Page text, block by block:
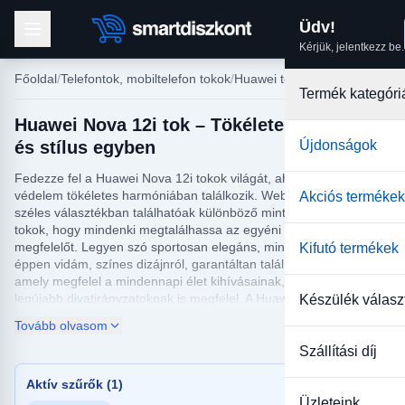
Üdv!
Kérjük, jelentkezz be.
Termék
Újdonságok
Akciós termékek
Kifutó termékek
Készülék
Szállítási díj
Főoldal Telefontok, mobiltelefon tokok Huawei tokok
Huawei Nova 12i tok – Tökéletes védelem
és stílus egyben
Fedezze fel a Huawei Nova 12i tokok világát, ahol stílus és
védelem tökéletes harmóniában találkozik. Webáruházunkban
széles választékban találhatóak különböző mintájú és színű
tokok, hogy mindenki megtalálhassa az egyéni ízlésének
megfelelőt. Legyen szó sportosan elegáns, minimalista vagy
éppen vidám, színes dizájnról, garantáltan talál olyan tokot,
amely megfelel a mindennapi élet kihívásainak, miközben még a
legújabb divatirányzatoknak is megfelel. A Huawei Nova 12i tokok
nyújtanak készüléke számára a karcolásokkal, ütésekkel és más
A Huawei Nova 12i tok választékunkban a funkcionalitás és a
modern dizájn kerül előtérbe, így bárki megtalálhatja a tökéletes
Tovább olvasom
Aktív szűrők (1)